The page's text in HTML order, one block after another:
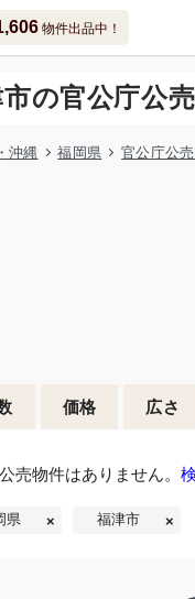
物件出品中！
の官公庁公
沖縄 福岡県 官公庁公
価格 広さ
売物件はありません。
県 福津市